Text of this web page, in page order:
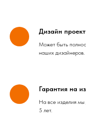
Дизайн проект
Может быть
наших дизайнеров.
Гарантия на
На все изделия мы
5 лет.